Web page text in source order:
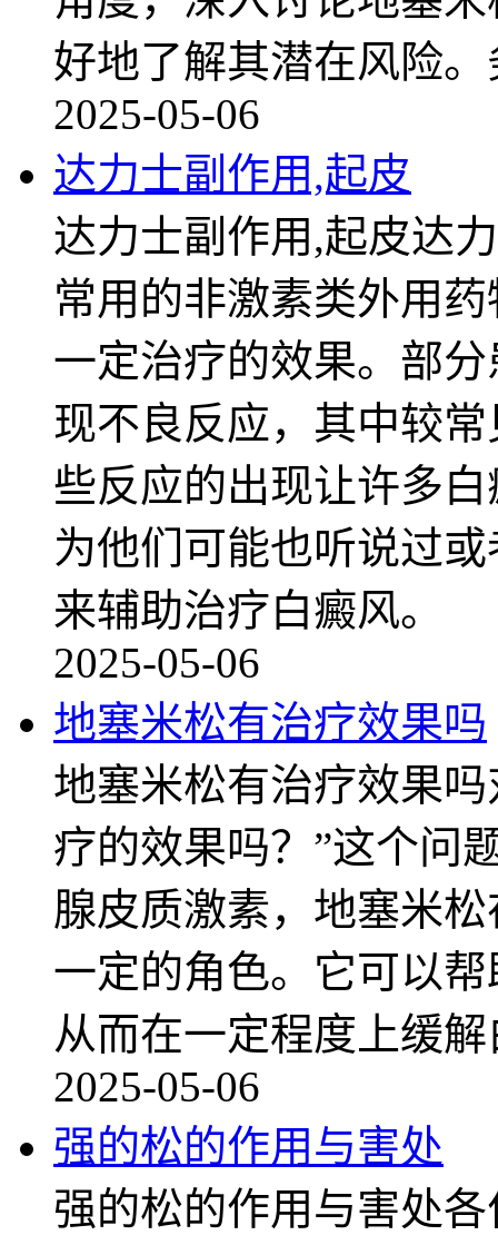
好地了解其潜在风险
2025-05-06
达力士副作用,起皮
达力士副作用,起皮达
常用的非激素类外用
一定治疗的效果。部
现不良反应，其中较
些反应的出现让许多
为他们可能也听说过
来辅助治疗白癜风。
2025-05-06
地塞米松有治疗效果吗
地塞米松有治疗效果
疗的效果吗？”这个问
腺皮质激素，地塞米
一定的角色。它可以
从而在一定程度上缓解
2025-05-06
强的松的作用与害处
强的松的作用与害处